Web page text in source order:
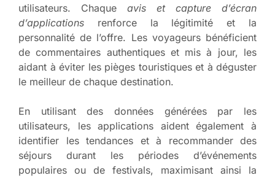
utilisateurs. Chaque avis et capture d’écran
d’applications renforce la légitimité et la
personnalité de l’offre. Les voyageurs bénéficient
de commentaires authentiques et mis à jour, les
aidant à éviter les pièges touristiques et à déguster
le meilleur de chaque destination.
En utilisant des données générées par les
utilisateurs, les applications aident également à
identifier les tendances et à recommander des
séjours durant les périodes d’événements
populaires ou de festivals, maximisant ainsi la